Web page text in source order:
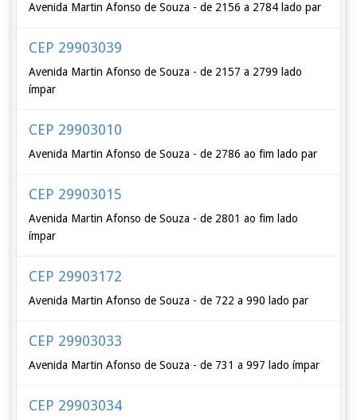
Avenida Martin Afonso de Souza - de 2156 a 2784 lado par
CEP 29903039
Avenida Martin Afonso de Souza - de 2157 a 2799 lado
ímpar
CEP 29903010
Avenida Martin Afonso de Souza - de 2786 ao fim lado par
CEP 29903015
Avenida Martin Afonso de Souza - de 2801 ao fim lado
ímpar
CEP 29903172
Avenida Martin Afonso de Souza - de 722 a 990 lado par
CEP 29903033
Avenida Martin Afonso de Souza - de 731 a 997 lado ímpar
CEP 29903034